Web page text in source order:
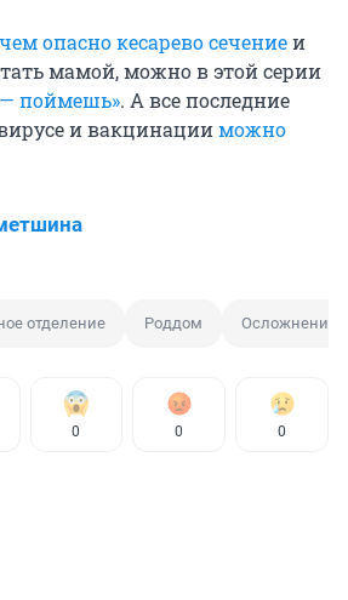
чем опасно кесарево сечениеи
мамой, можно в этой серии
поймешь». А все последние
и вакцинацииможно
отделение Роддом Осложнения
0 0 0